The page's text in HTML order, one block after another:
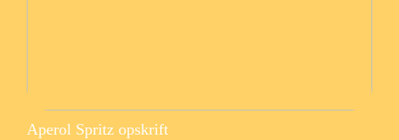
Aperol Spritz opskrift